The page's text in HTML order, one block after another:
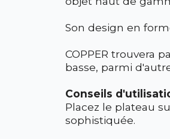
Son design en
COPPER trouvera
basse, parmi
Conseils
Placez le plateau
sophistiquée.